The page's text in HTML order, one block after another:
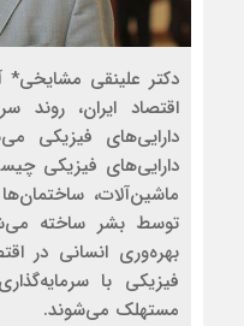
دکتر علینقی مشایخی*
اقتصاد ایران، روند
دارایی‌های فیزیکی
دارایی‌های فیزیکی
ماشین‌آلات،
توسط بشر ساخته
بهره‌وری انسانی در
فیزیکی با
مستهلک می‌شوند.